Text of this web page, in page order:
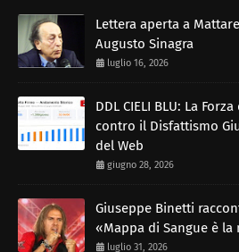
Lettera aperta a
Augusto Sinagra
luglio 16, 2026
DDL CIELI BLU: La
contro il Disfattismo
del Web
giugno 28, 2026
Giuseppe Binetti
«Mappa di Sangue è
luglio 31, 2026